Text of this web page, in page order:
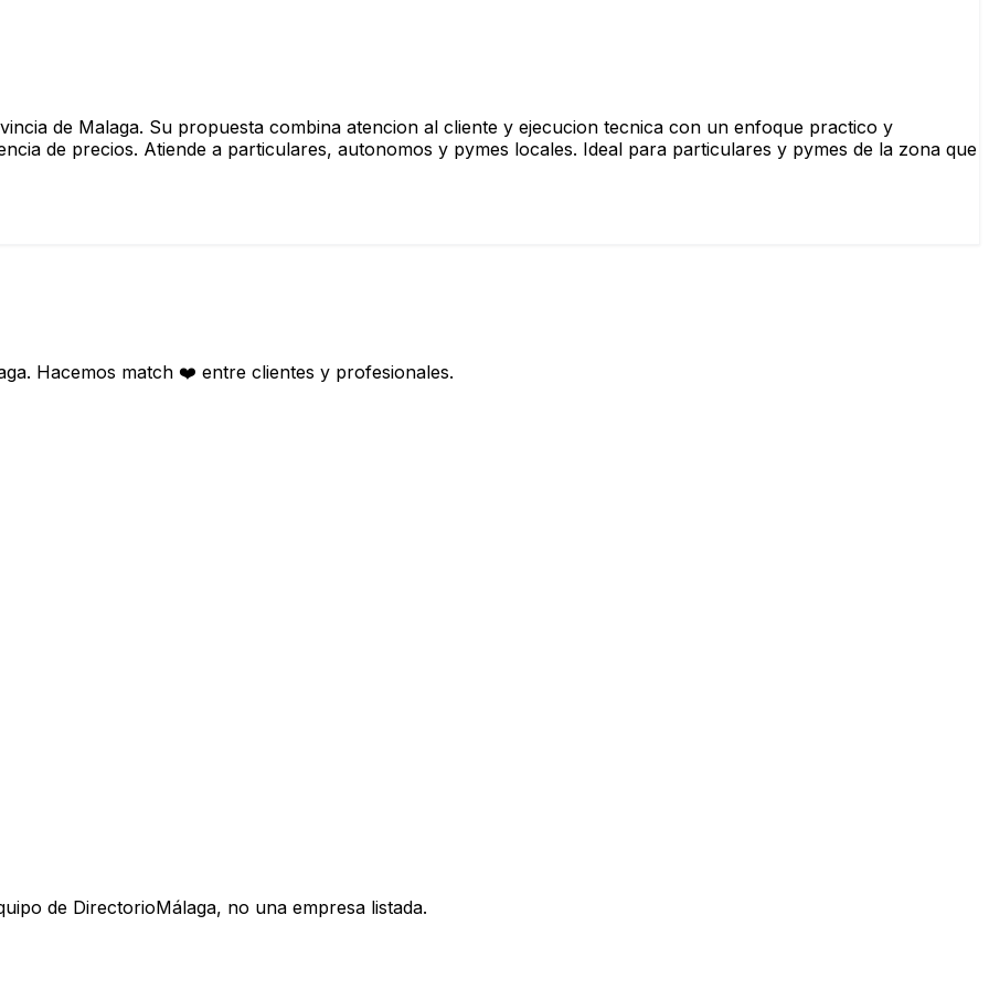
de Malaga. Su propuesta combina atencion al cliente y ejecucion tecnica con un enfoque practico y
de precios. Atiende a particulares, autonomos y pymes locales. Ideal para particulares y pymes de la zona que
Hacemos match ❤️ entre clientes y profesionales.
de DirectorioMálaga, no una empresa listada.